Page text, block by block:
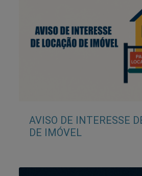
AVISO DE INTERESSE
DE IMÓVEL